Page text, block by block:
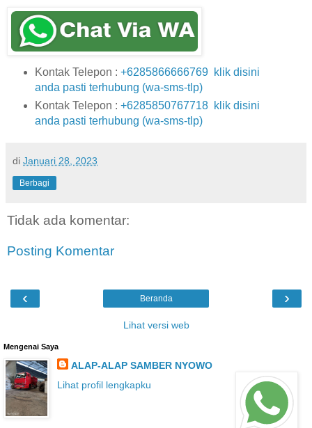
Kontak Telepon : +6285866666769 klik disini
anda pasti terhubung (wa-sms-tlp)
Kontak Telepon : +6285850767718 klik disini
anda pasti terhubung (wa-sms-tlp)
di Januari 28, 2023
Berbagi
Tidak ada komentar:
Posting Komentar
‹ ›
Beranda
Lihat versi web
Mengenai Saya
ALAP-ALAP SAMBER NYOWO
Lihat profil lengkapku